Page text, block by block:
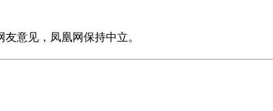
友意见，凤凰网保持中立。